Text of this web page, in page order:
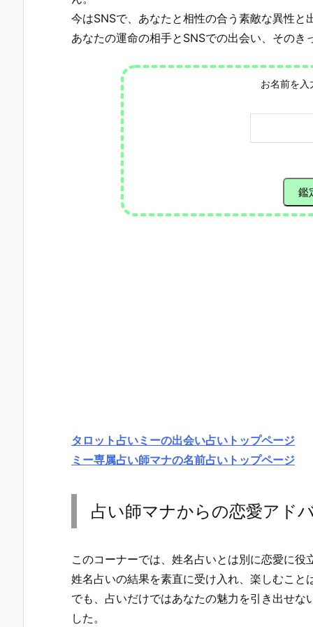
今はSNSで、あなたと相性の合う素敵な異性
あなたの運命の相手とSNSでの出会い、そのき
お名前を入
鑑
タロット占いミーの出会い占いトップページ
ミー専属占い師マナの名前占いトップページ
占い師マナからの恋愛アド
このコーナーでは、姓名占いとは別に恋愛に役
姓名占いの結果を素直に受け入れ、楽しむこと
でも、占いだけではあなたの魅力を引き出せ
した。